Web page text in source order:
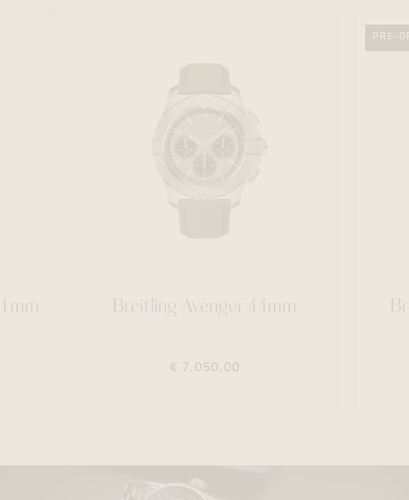
Breitling Avenger 44mm
€ 7.050,00
PRE-